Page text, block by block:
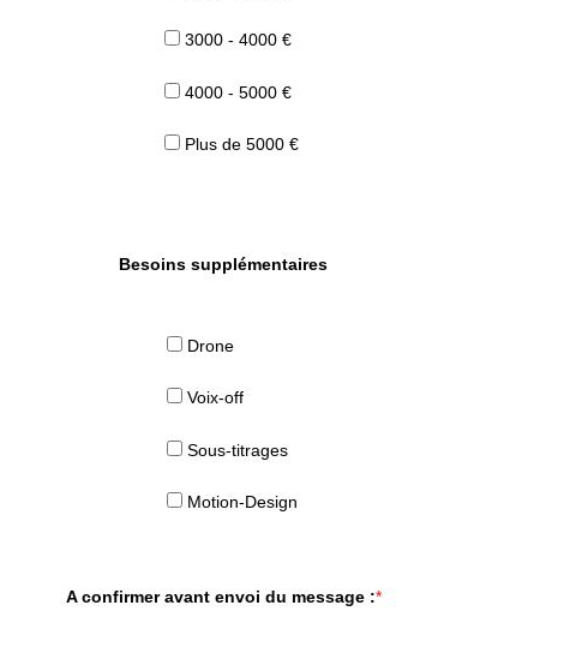
3000 - 4000 €
4000 - 5000 €
Plus de 5000 €
Besoins supplémentaires
Drone
Voix-off
Sous-titrages
Motion-Design
A confirmer avant envoi du message :*